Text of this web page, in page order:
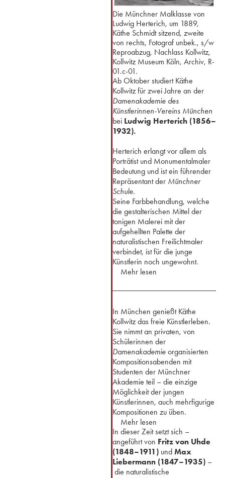
Die Münchner Malklasse von
Ludwig Herterich, um 1889,
Käthe Schmidt sitzend, zweite
von rechts, Fotograf unbek., s/w
Reproabzug, Nachlass Kollwitz,
Kollwitz Museum Köln, Archiv, R-
01.c-01.
Ab Oktober studiert Käthe
Kollwitz für zwei Jahre an der
Damenakademie des
Künstlerinnen-Vereins München
bei Ludwig Herterich (1856–
1932).
⁢Herterich erlangt vor allem als
Porträtist und Monumentalmaler
Bedeutung und ist ein führender
Repräsentant der Münchner
Schule.
Seine Farbbehandlung, welche
die gestalterischen Mittel der
tonigen Malerei mit der
aufgehellten Palette der
naturalistischen Freilichtmaler
verbindet, ist für die junge
Künstlerin noch ungewohnt.
Mehr lesen
In München genießt Käthe
Kollwitz das freie Künstlerleben.
Sie nimmt an privaten, von
Schülerinnen der
Damenakademie organisierten
Kompositionsabenden mit
Studenten der Münchner
Akademie teil – die einzige
Möglichkeit der jungen
Künstlerinnen, auch mehrfigurige
Kompositionen zu üben.
Mehr lesen
In dieser Zeit setzt sich –
angeführt von Fritz von Uhde
(1848–1911) und Max
Liebermann (1847–1935) –
die naturalistische